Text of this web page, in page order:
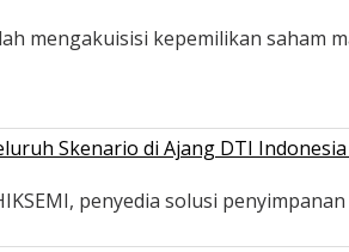
mengakuisisi kepemilikan
Skenario di Ajang DTI
penyedia solusi